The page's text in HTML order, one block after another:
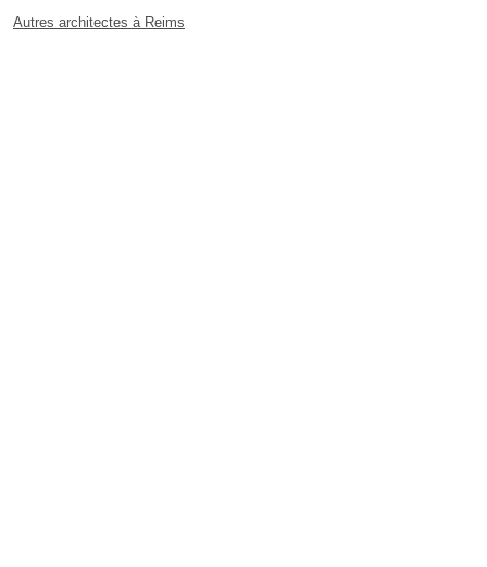
Autres architectes à Reims